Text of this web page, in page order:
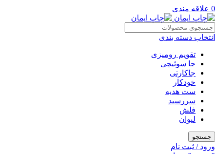
0 علاقه مندی
انتخاب دسته بندی
تقویم رومیزی
جا سوئیچی
جاکارتی
خودکار
ست هدیه
سررسید
فلش
لیوان
جستجو
ورود / ثبت نام